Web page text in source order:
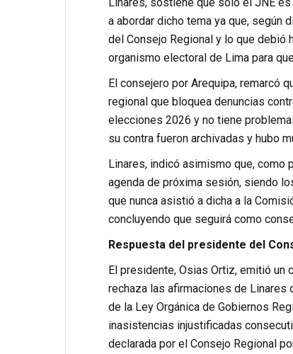
a abordar dicho tema ya que, según
del Consejo Regional y lo que debió
organismo electoral de Lima para
El consejero por Arequipa, remarcó
regional que bloquea denuncias
elecciones 2026 y no tiene
su contra fueron archivadas y hubo
Linares, indicó asimismo que, como
agenda de próxima sesión, siendo
que nunca asistió a dicha a la
concluyendo que seguirá como
Respuesta del presidente del
El presidente, Osias Ortiz, emitió un
rechaza las afirmaciones de
de la Ley Orgánica de Gobiernos
inasistencias injustificadas
declarada por el Consejo Regional